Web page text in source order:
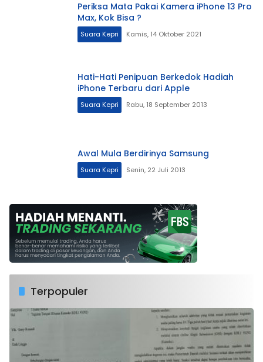
Periksa Mata Pakai Kamera iPhone 13 Pro
Max, Kok Bisa ?
Suara Kepri Kamis, 14 Oktober 2021
Hati-Hati Penipuan Berkedok Hadiah
iPhone Terbaru dari Apple
Suara Kepri Rabu, 18 September 2013
Awal Mula Berdirinya Samsung
Suara Kepri Senin, 22 Juli 2013
Terpopuler